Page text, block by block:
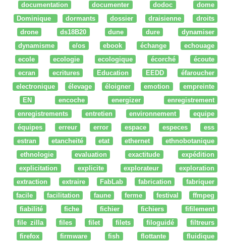
documentation
documenter dodoc
dome
Dominique
dormants dossier draisienne
droits
drone
ds18B20 dune dure
dynamiser
dynamisme
e/os ebook échange
echouage
ecole
ecologie ecologique écorché
écoute
ecran
ecritures Education EEDD
éfaroucher
electronique
élevage éloigner emotion
empreinte
EN
encoche energizer
enregistrement
enregistrements
entretien environnement
equipe
équipes
erreur error espace especes
ess
estran
etancheité etat ethernet
ethnobotanique
ethnologie
evaluation exactitude
expédition
explicitation
explicite explorateur
exploration
extraction
extraire FabLab fabrication
fabriquer
facile
facilitation faune ferme festival
ffmpeg
fiabilité
fiche fichier fichiers
fifilement
file zilla
files filet filets filoguidé
filtreurs
firefox
firmware fish flottante
fluidique